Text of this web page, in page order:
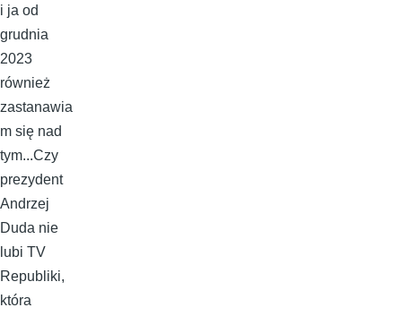
i ja od
grudnia
2023
również
zastanawia
m się nad
tym...Czy
prezydent
Andrzej
Duda nie
lubi TV
Republiki,
która